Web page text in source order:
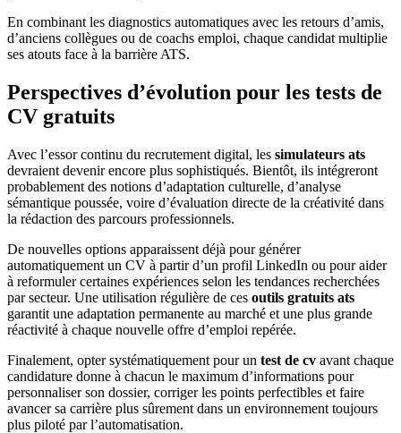
En combinant les diagnostics automatiques avec les retours d’amis,
d’anciens collègues ou de coachs emploi, chaque candidat multiplie
ses atouts face à la barrière ATS.
Perspectives d’évolution pour les tests de
CV gratuits
Avec l’essor continu du recrutement digital, les simulateurs ats
devraient devenir encore plus sophistiqués. Bientôt, ils intégreront
probablement des notions d’adaptation culturelle, d’analyse
sémantique poussée, voire d’évaluation directe de la créativité dans
la rédaction des parcours professionnels.
De nouvelles options apparaissent déjà pour générer
automatiquement un CV à partir d’un profil LinkedIn ou pour aider
à reformuler certaines expériences selon les tendances recherchées
par secteur. Une utilisation régulière de ces outils gratuits ats
garantit une adaptation permanente au marché et une plus grande
réactivité à chaque nouvelle offre d’emploi repérée.
Finalement, opter systématiquement pour un test de cv avant chaque
candidature donne à chacun le maximum d’informations pour
personnaliser son dossier, corriger les points perfectibles et faire
avancer sa carrière plus sûrement dans un environnement toujours
plus piloté par l’automatisation.